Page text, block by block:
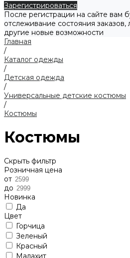
Зарегистрироваться
После регистрации на сайте вам
отслеживание состояния
другие новые возможности
Главная
/
Каталог одежды
/
Детская одежда
/
Универсальные детские костюмы
/
Костюмы
Костюмы
Скрыть фильтр
Розничная цена
от
до
Новинка
Да
Цвет
Горчица
Зеленый
Красный
Малахит